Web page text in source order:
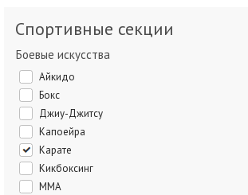
Спортивные секции
Боевые искусства
Айкидо
Бокс
Джиу-Джитсу
Капоейра
Карате
Кикбоксинг
ММА